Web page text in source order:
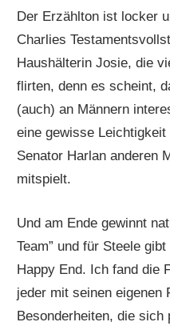
Der Erzählton ist locker
Charlies
Haushälterin Josie, die
flirten, denn es scheint,
(auch) an Männern
eine gewisse
Senator Harlan anderen
mitspielt.
Und am Ende gewinnt
Team” und für Steele
Happy End. Ich fand die
jeder mit seinen eigenen
Besonderheiten, die sich